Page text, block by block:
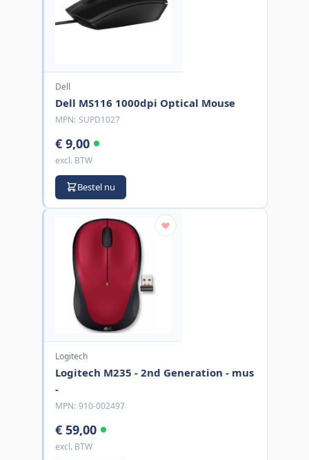
Dell
Dell MS116 1000dpi Optical Mouse
MPN: SUPD1027
€ 9,00
excl. BTW
Bestel nu
Logitech
Logitech M235 - 2nd Generation - mus
-
MPN: 910-002497
€ 59,00
excl. BTW